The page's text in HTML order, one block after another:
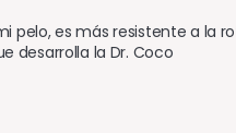
pelo, es más resistente a la
desarrolla la Dr. Coco